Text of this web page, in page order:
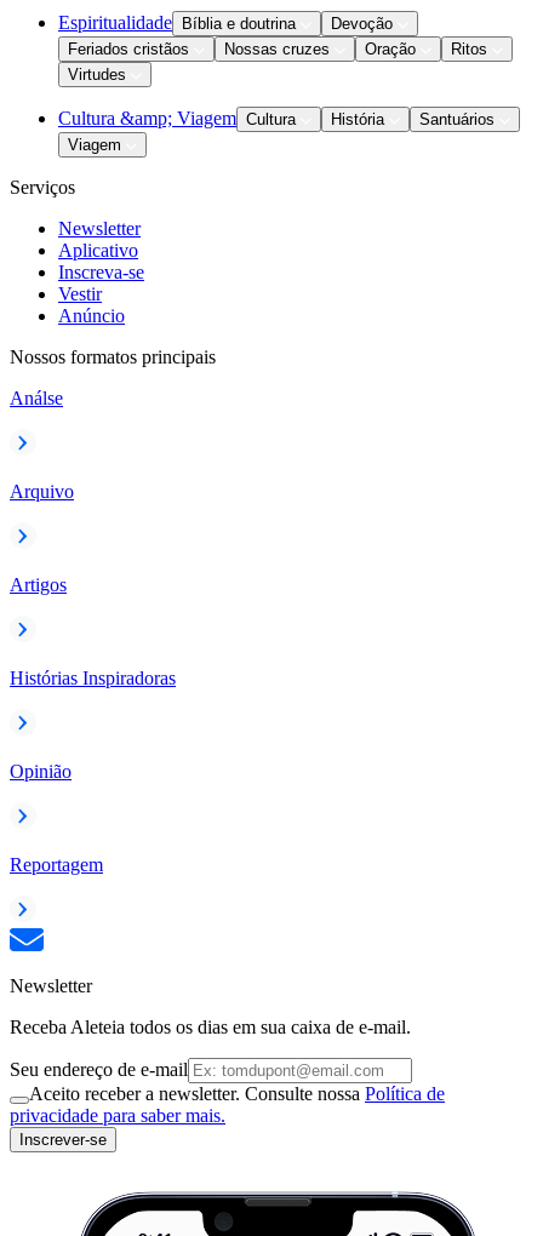
Espiritualidade Bíblia e doutrina
Devoção
Feriados cristãos
Nossas cruzes Oração
Ritos
Virtudes
Cultura &amp; Viagem Cultura História
Santuários
Viagem
Serviços
Newsletter
Aplicativo
Inscreva-se
Vestir
Anúncio
Nossos formatos principais
Análse
Arquivo
Artigos
Histórias Inspiradoras
Opinião
Reportagem
Newsletter
Receba Aleteia todos os dias em sua caixa de e-mail.
Seu endereço de e-mail
Aceito receber a newsletter. Consulte nossa Política de
privacidade para saber mais.
Inscrever-se